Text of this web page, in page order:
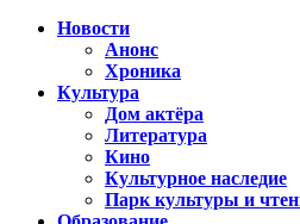
Новости
Анонс
Хроника
Культура
Дом актёра
Литература
Кино
Культурное наследие
Парк культуры и